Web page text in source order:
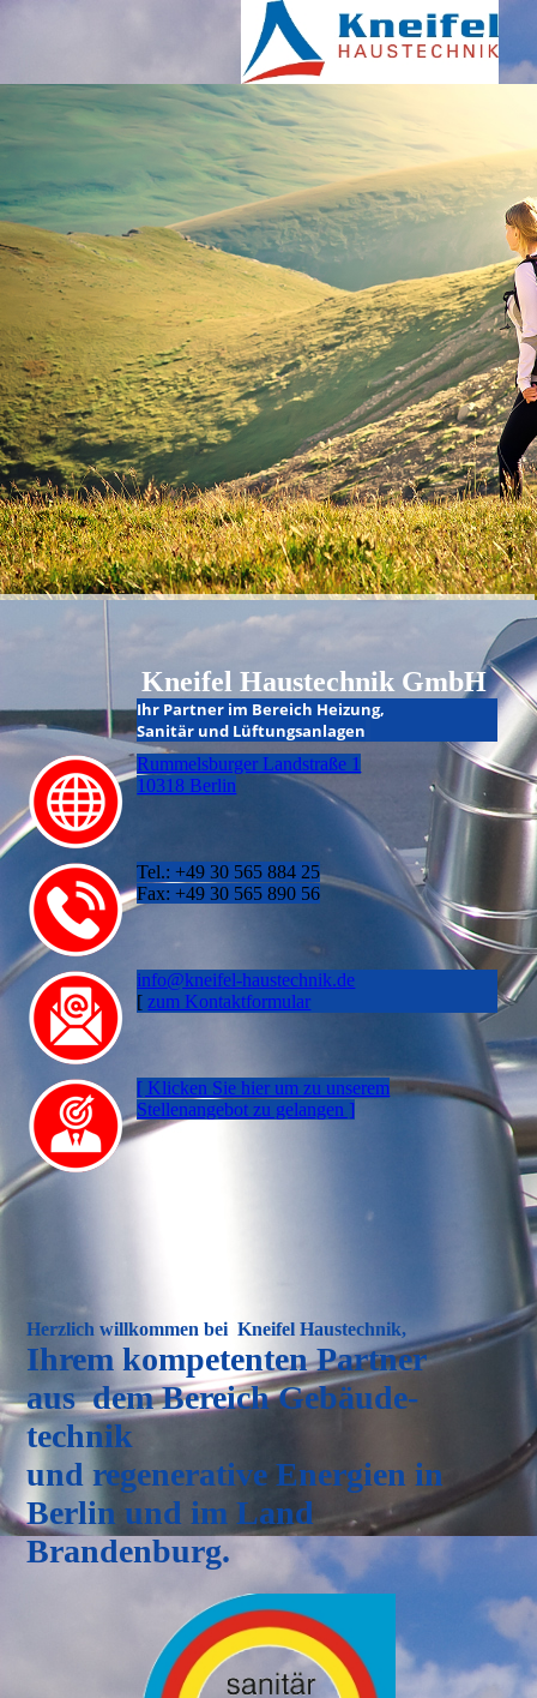
Kneifel Haustechnik GmbH
Ihr Partner im Bereich Heizung,
Sanitär und Lüftungsanlagen
Rummelsburger Landstraße 1
10318 Berlin
Tel.: +49 30 565 884 25
Fax: +49 30 565 890 56
info@kneifel-haustechnik.de
[ zum Kontaktformular
[ Klicken Sie hier um zu un­se­rem
Stellen­an­gebot zu gelangen ]
Herzlich willkommen bei Kneifel Haustechnik,
Ihrem kompetenten Partner
aus dem Bereich Gebäude­
technik
und regenerative Energien in
Berlin und im Land
Brandenburg.